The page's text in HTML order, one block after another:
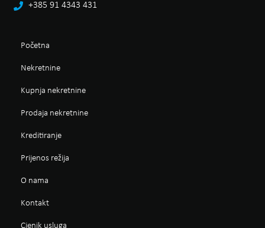
+385 91 4343 431
Početna
Nekretnine
Kupnja nekretnine
Prodaja nekretnine
Kreditiranje
Prijenos režija
O nama
Kontakt
Cjenik usluga